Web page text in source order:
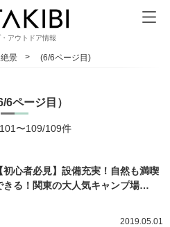
アウトドア情報
絶景 (6/6ページ目)
6ページ目）
〜109/109件
初心者必見】設備充実！自然も満喫
きる！関東の大人気キャンプ場…
2019.05.01